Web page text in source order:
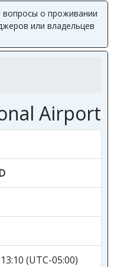
вопросы о проживании
или владельцев
Airport
(UTC-05:00)